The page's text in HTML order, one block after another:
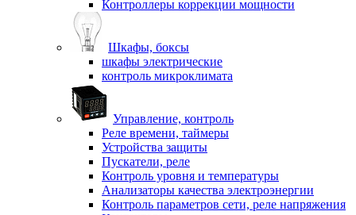
Контроллеры коррекции мощности
Шкафы, боксы
шкафы электрические
контроль микроклимата
Управление, контроль
Реле времени, таймеры
Устройства защиты
Пускатели, реле
Контроль уровня и температуры
Анализаторы качества электроэнергии
Контроль параметров сети, реле напряжения